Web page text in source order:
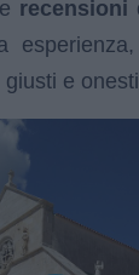
recensioni
esperienza,
giusti e